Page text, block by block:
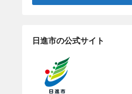
日進市の公式サイト